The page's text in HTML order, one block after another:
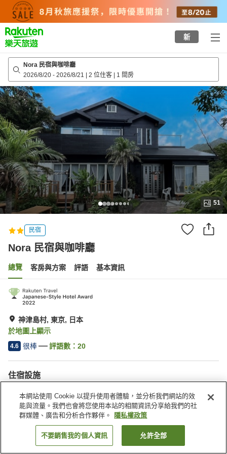
top
page
新
Nora 民宿與咖啡廳
2026/8/20 - 2026/8/21 | 2 位住客 | 1 間房
51
民宿
Nora 民宿與咖啡廳
總覽 客房與方案 評語 基本資訊
神津島村, 東京, 日本
於地圖上顯示
4.6 很棒 評語數： 20
住宿設施
首頁 日本 東京 神津島村 Nora 民宿與咖啡廳
找客房
本網站使用 Cookie 以提升使用者體驗，並分析我們網站的效
能與流量。我們也會將您使用本站的相關資訊分享給我們的社
群媒體、廣告和分析合作夥伴。
隱私權政策
不要銷售我的個人資訊 允許全部